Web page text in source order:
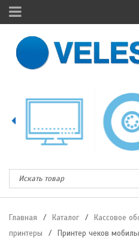
Главная / Каталог / Кассовое
принтеры
/ Принтер чеков